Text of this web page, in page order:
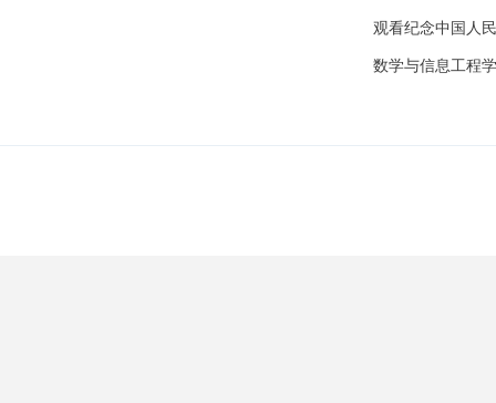
观看纪念中国人
数学与信息工程